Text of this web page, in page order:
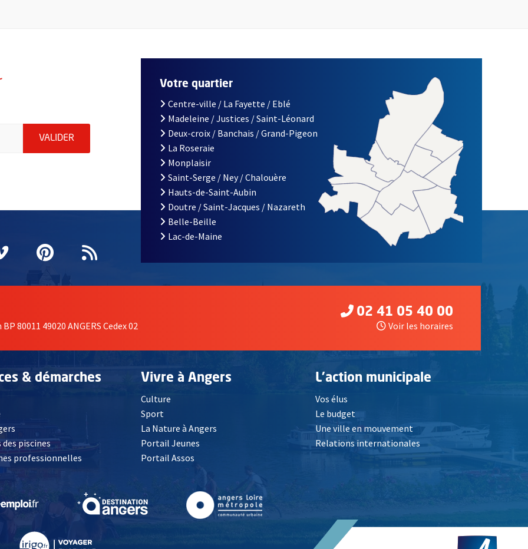
indiquez votre email (champ obligatoire)
VALIDER ENVOYER MA DEMANDE D'INSCRIPTION À LA LETTRE D'INFORMATION DE LA VILLE D'ANGERS
fenêtrefenêtre
une nouvelle fenêtre
Vimeo
, Ouvre une nouvelle fenêtre
Pinterest
, Ouvre une nouvelle fenêtre
Flux RSS
Votre quartier
Centre-ville / La Fayette / Eblé
Madeleine / Justices / Saint-Léonard
Deux-croix / Banchais / Grand-Pigeon
La Roseraie
Monplaisir
Saint-Serge / Ney / Chalouère
Hauts-de-Saint-Aubin
Doutre / Saint-Jacques / Nazareth
Belle-Beille
Lac-de-Maine
80011 49020 ANGERS Cedex 02
02 41 05 40 00
Voir les horaires
& démarches
, Ouvre une nouvelle fenêtre
piscines
professionnelles
Vivre à Angers
Culture
Sport
La Nature à Angers
Portail Jeunes
Portail Assos
L'action municipale
Vos élus
Le budget
Une ville en mouvement
Relations internationales
fenêtre , Ouvre une nouvelle fenêtre , Ouvre une nouvelle fenêtre, Ouvre une nouvelle fenêtre